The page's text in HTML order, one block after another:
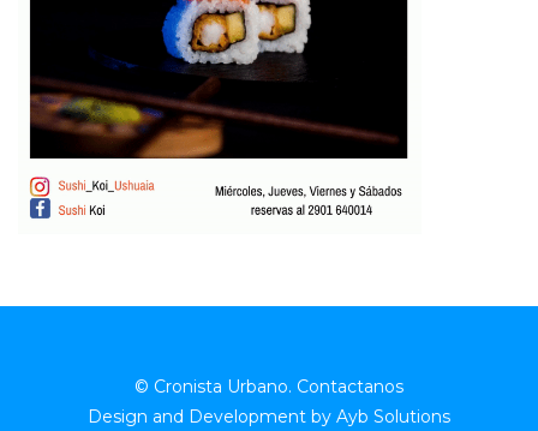
© Cronista Urbano. Contactanos
Design and Development by Ayb Solutions